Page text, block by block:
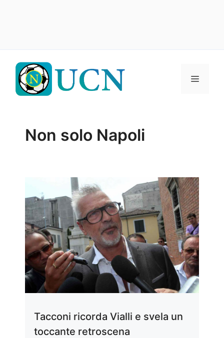
contenuto
Menu
Non solo Napoli
Tacconi ricorda Vialli e svela un
toccante retroscena